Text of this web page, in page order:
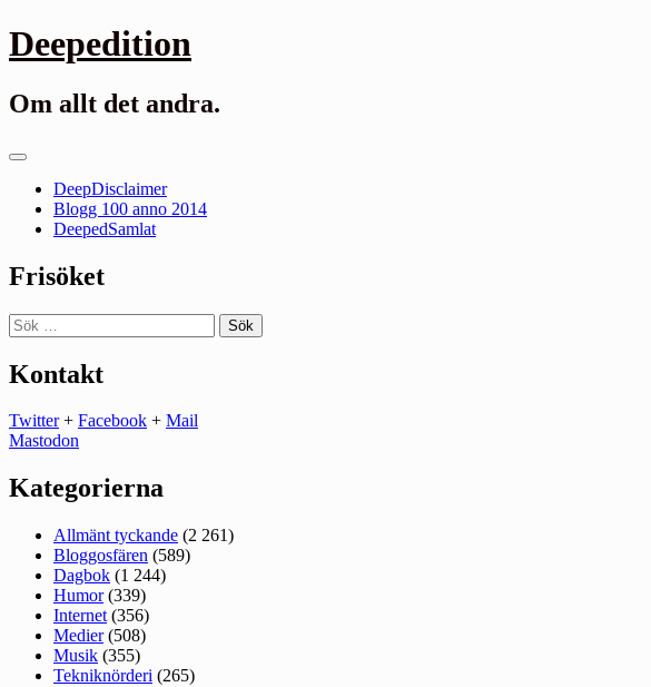
Gå
till
Deepedition
Om allt det andra.
Primär
DeepDisclaimer
Blogg 100 anno 2014
DeepedSamlat
Frisöket
Sök
efter:
Kontakt
Twitter+ Facebook + Mail
Mastodon
Kategorierna
Allmänt tyckande (2 261)
Bloggosfären (589)
Dagbok (1 244)
Humor(339)
Internet (356)
Medier(508)
Musik (355)
Tekniknörderi (265)